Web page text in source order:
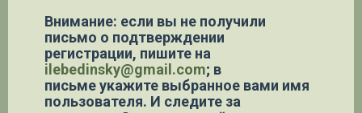
Внимание: если вы не получили
письмо о подтверждении
регистрации, пишите на
ilebedinsky@gmail.com; в
письме укажите выбранное вами имя
пользователя. И следите за